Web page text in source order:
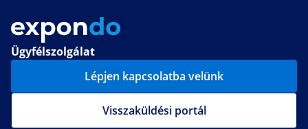
Ügyfélszolgálat
Lépjen kapcsolatba velünk
Visszaküldési portál